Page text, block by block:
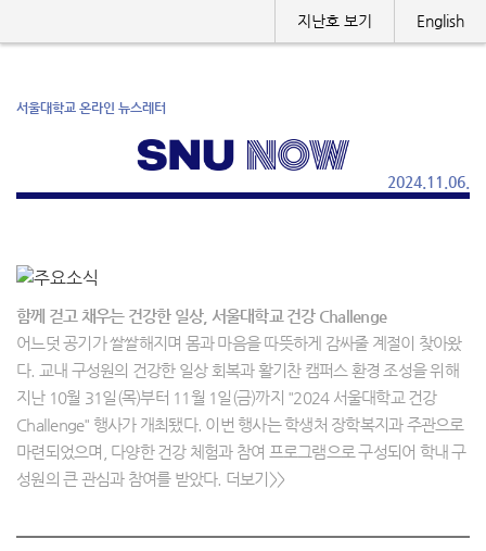
English
지난호 보기
서울대학교 온라인 뉴스레터
2024.11.06.
함께 걷고 채우는 건강한 일상, 서울대학교 건강 Challenge
어느덧 공기가 쌀쌀해지며 몸과 마음을 따뜻하게 감싸줄 계절이 찾아왔
다. 교내 구성원의 건강한 일상 회복과 활기찬 캠퍼스 환경 조성을 위해
지난 10월 31일(목)부터 11월 1일(금)까지 "2024 서울대학교 건강
Challenge" 행사가 개최됐다. 이번 행사는 학생처 장학복지과 주관으로
마련되었으며, 다양한 건강 체험과 참여 프로그램으로 구성되어 학내 구
성원의 큰 관심과 참여를 받았다. 더보기>>